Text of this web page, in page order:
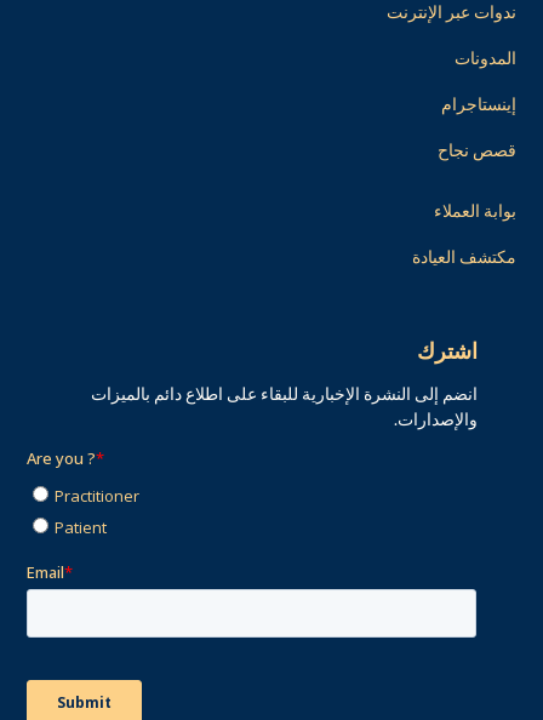
ندوات عبر الإنترنت
المدونات
إينستاجرام
قصص نجاح
بوابة العملاء
مكتشف العيادة
اشترك
انضم إلى النشرة الإخبارية للبقاء على اطلاع دائم بالميزات
والإصدارات.